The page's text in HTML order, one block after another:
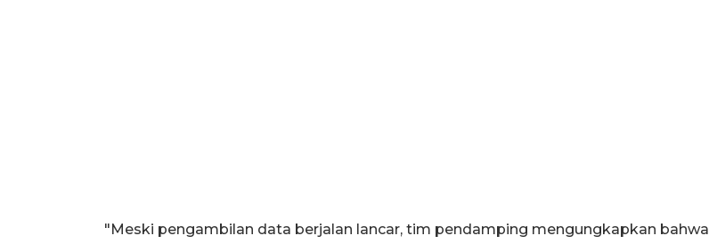
"Meski pengambilan data berjalan lancar, tim pendamping mengungkapkan bahwa